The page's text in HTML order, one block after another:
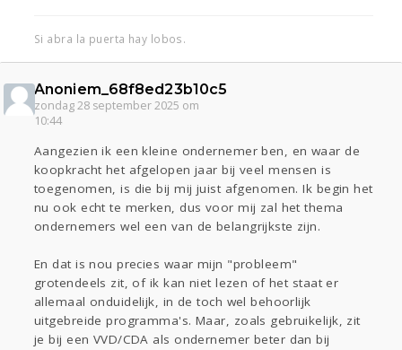
Si abra la puerta hay lobos.
Anoniem_68f8ed23b10c5
zondag 28 september 2025 om
10:44
Aangezien ik een kleine ondernemer ben, en waar de
koopkracht het afgelopen jaar bij veel mensen is
toegenomen, is die bij mij juist afgenomen. Ik begin het
nu ook echt te merken, dus voor mij zal het thema
ondernemers wel een van de belangrijkste zijn.
En dat is nou precies waar mijn "probleem"
grotendeels zit, of ik kan niet lezen of het staat er
allemaal onduidelijk, in de toch wel behoorlijk
uitgebreide programma's. Maar, zoals gebruikelijk, zit
je bij een VVD/CDA als ondernemer beter dan bij